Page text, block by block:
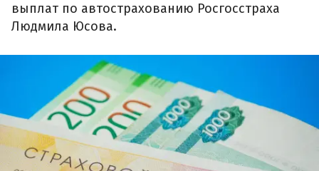
выплат по автострахованию Росгосстраха
Людмила Юсова.